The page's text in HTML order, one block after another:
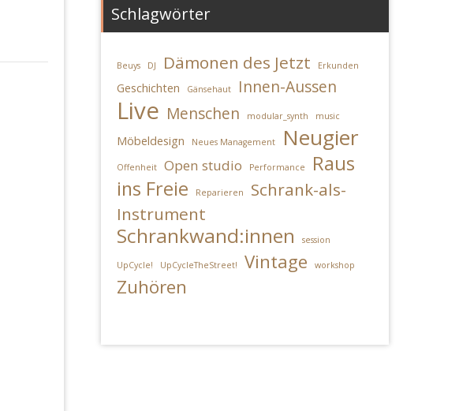
Schlagwörter
Beuys DJ Dämonen des Jetzt Erkunden
Geschichten Gänsehaut Innen-Aussen
Live Menschen modular_synth music
Möbeldesign Neues Management Neugier
Offenheit Open studio Performance
Raus
ins Freie
Reparieren
Schrank-als-
Instrument
Schrankwand:innen session
UpCycle! UpCycleTheStreet! Vintage workshop
Zuhören